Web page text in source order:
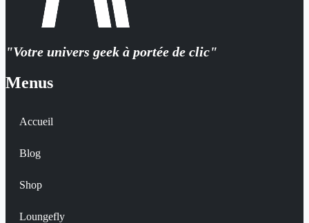
"Votre univers geek à portée de clic"
Menus
Accueil
Blog
Shop
Loungefly